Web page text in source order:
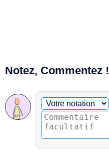
Notez, Commentez !
Commentaire facultatif
Votre notation